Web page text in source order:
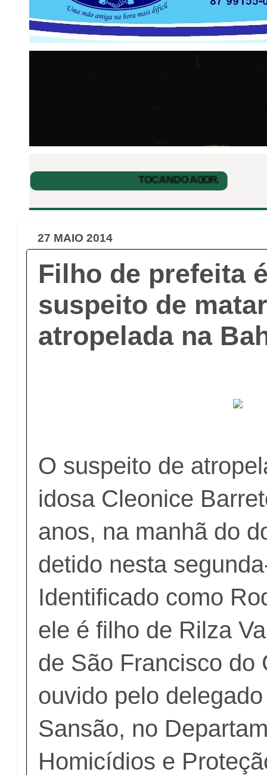
27 MAIO 2014
Filho de prefeita
suspeito de
atropelada na
O suspeito de
idosa Cleonice
anos, na manhã do
detido nesta
Identificado como
ele é filho de Rilza
de São Francisco do
ouvido pelo
Sansão, no
Homicídios e